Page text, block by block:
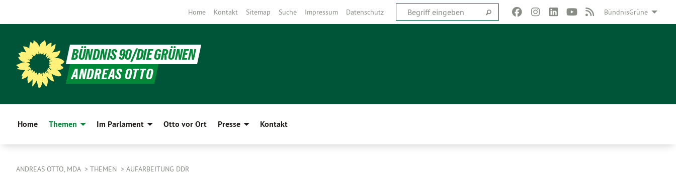
BündnisGrüne
Home Kontakt Sitemap Suche Impressum Datenschutz
BÜNDNIS 90/DIE GRÜNEN
ANDREAS OTTO
Home Themen Im Parlament Otto vor Ort Presse Kontakt
ANDREAS OTTO, MDA THEMEN AUFARBEITUNG DDR